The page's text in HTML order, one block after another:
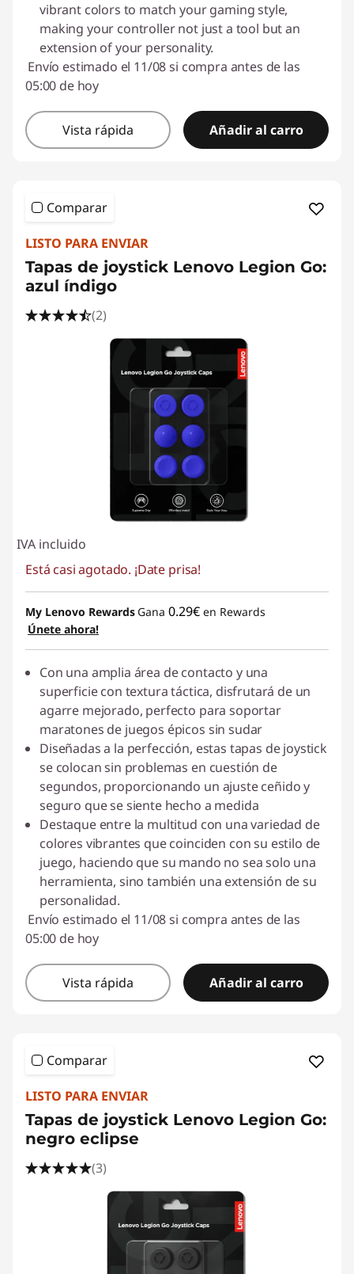
vibrant colors to match your gaming style,
making your controller not just a tool but an
extension of your personality.
Envío estimado el 11/08 si compra antes de las
05:00 de hoy
Vista rápida Añadir al carro
Comparar
LISTO PARA ENVIAR
Tapas de joystick Lenovo Legion Go:
azul índigo
(2)
IVA incluido
Está casi agotado. ¡Date prisa!
My Lenovo Rewards Gana 0.29€ en Rewards
Únete ahora!
Con una amplia área de contacto y una
superficie con textura táctica, disfrutará de un
agarre mejorado, perfecto para soportar
maratones de juegos épicos sin sudar
Diseñadas a la perfección, estas tapas de joystick
se colocan sin problemas en cuestión de
segundos, proporcionando un ajuste ceñido y
seguro que se siente hecho a medida
Destaque entre la multitud con una variedad de
colores vibrantes que coinciden con su estilo de
juego, haciendo que su mando no sea solo una
herramienta, sino también una extensión de su
personalidad.
Envío estimado el 11/08 si compra antes de las
05:00 de hoy
Vista rápida Añadir al carro
Comparar
LISTO PARA ENVIAR
Tapas de joystick Lenovo Legion Go:
negro eclipse
(3)